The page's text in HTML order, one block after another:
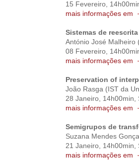
15 Fevereiro,
mais informações em
Sistemas de
António José Malheiro
08 Fevereiro,
mais informações em
Preservation of
João Rasga (IST da
28 Janeiro, 14h00min,
mais informações em
Semigrupos de
Suzana Mendes
21 Janeiro, 14h00min,
mais informações em